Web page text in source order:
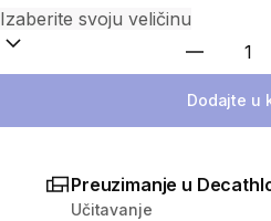
Dodajte u
Preuzimanje u
Učitavanje